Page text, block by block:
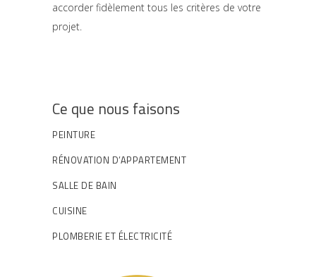
accorder fidèlement tous les critères de votre
projet.
Ce que nous faisons
PEINTURE
RÉNOVATION D’APPARTEMENT
SALLE DE BAIN
CUISINE
PLOMBERIE ET ÉLECTRICITÉ